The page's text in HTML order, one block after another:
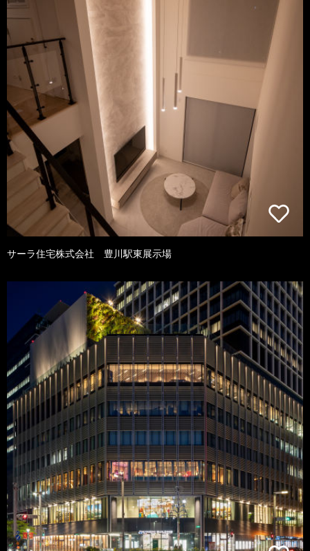
サーラ住宅株式会社 豊川駅東展示場